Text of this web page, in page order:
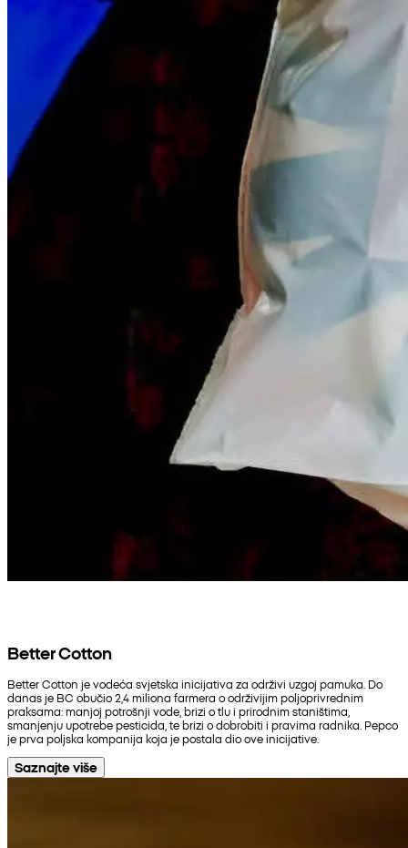
Better Cotton
Better Cotton je vodeća svjetska inicijativa za održivi uzgoj pamuka. Do
danas je BC obučio 2,4 miliona farmera o održivijim poljoprivrednim
praksama: manjoj potrošnji vode, brizi o tlu i prirodnim staništima,
smanjenju upotrebe pesticida, te brizi o dobrobiti i pravima radnika. Pepco
je prva poljska kompanija koja je postala dio ove inicijative.
Saznajte više